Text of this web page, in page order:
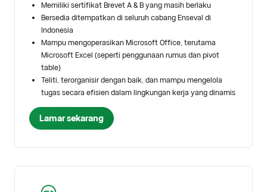
Memiliki sertifikat Brevet A & B yang masih berlaku
Bersedia ditempatkan di seluruh cabang Enseval di
Indonesia
Mampu mengoperasikan Microsoft Office, terutama
Microsoft Excel (seperti penggunaan rumus dan pivot
table)
Teliti, terorganisir dengan baik, dan mampu mengelola
tugas secara efisien dalam lingkungan kerja yang dinamis
Lamar sekarang